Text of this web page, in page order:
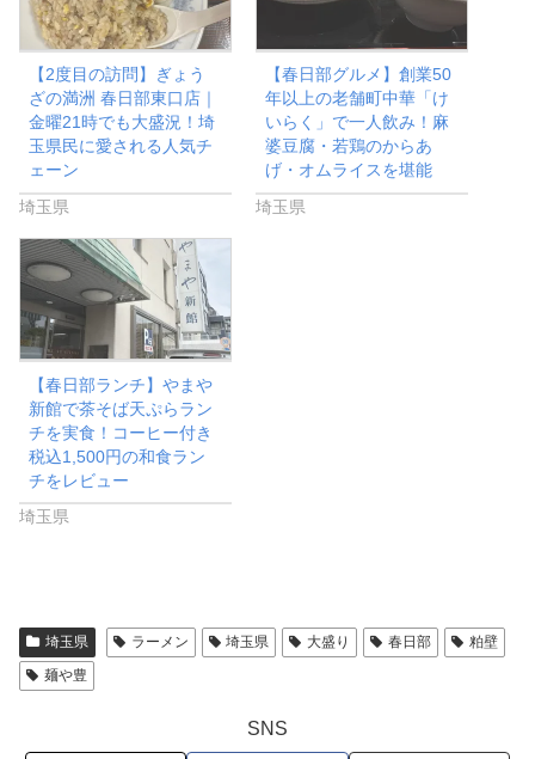
【2度目の訪問】ぎょう
ざの満洲 春日部東口店｜
金曜21時でも大盛況！埼
玉県民に愛される人気チ
ェーン
埼玉県
【春日部グルメ】創業50
年以上の老舗町中華「け
いらく」で一人飲み！麻
婆豆腐・若鶏のからあ
げ・オムライスを堪能
埼玉県
【春日部ランチ】やまや
新館で茶そば天ぷらラン
チを実食！コーヒー付き
税込1,500円の和食ラン
チをレビュー
埼玉県
埼玉県 ラーメン 埼玉県 大盛り 春日部
粕壁
麺や豊
SNS